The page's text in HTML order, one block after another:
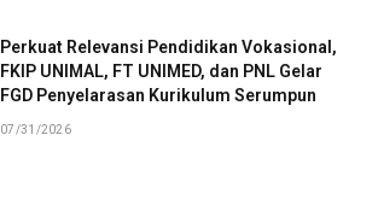
Perkuat Relevansi Pendidikan Vokasional,
FKIP UNIMAL, FT UNIMED, dan PNL Gelar
FGD Penyelarasan Kurikulum Serumpun
07/31/2026